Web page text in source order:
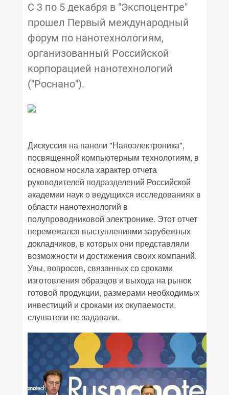
С 3 по 5 декабря в "Экспоцентре"
прошел Первый международный
форум по нанотехнологиям,
организованный Российской
корпорацией нанотехнологий
("Роснано").
Дискуссия на панели "Наноэлектроника",
посвященной компьютерным технологиям, в
основном носила характер отчета
руководителей подразделений Российской
академии наук о ведущихся исследованиях в
области нанотехнологий в
полупроводниковой электронике. Этот отчет
перемежался выступлениями зарубежных
докладчиков, в которых они представляли
возможности и достижения своих компаний.
Увы, вопросов, связанных со сроками
изготовления образцов и выхода на рынок
готовой продукции, размерами необходимых
инвестиций и сроками их окупаемости,
слушатели не задавали.